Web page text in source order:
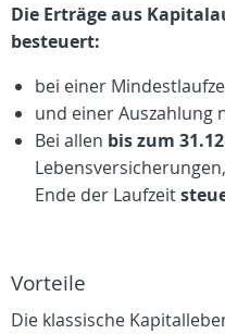
Die Erträge aus
besteuert:
bei einer
und einer Auszahlung
Bei allen bis zum
Ende der Laufzeit
Vorteile
Die klassische